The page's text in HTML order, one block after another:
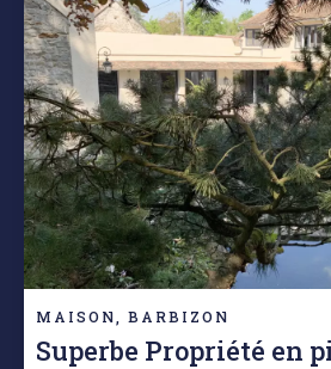
MAISON, BARBIZON
Superbe Propriété en